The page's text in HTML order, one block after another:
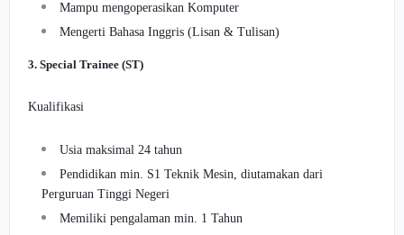
Mampu mengoperasikan Komputer
Mengerti Bahasa Inggris (Lisan & Tulisan)
3. Special Trainee (ST)
Kualifikasi
Usia maksimal 24 tahun
Pendidikan min. S1 Teknik Mesin, diutamakan dari
Perguruan Tinggi Negeri
Memiliki pengalaman min. 1 Tahun